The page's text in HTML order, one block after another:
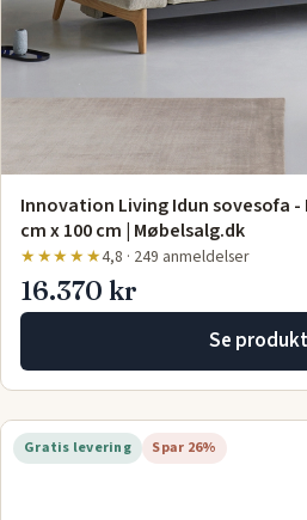
Innovation Living Idun sovesofa -
cm x 100 cm | Møbelsalg.dk
★★★★★4,8 · 249 anmeldelser
16.370 kr
Se
Gratis levering Spar 26%